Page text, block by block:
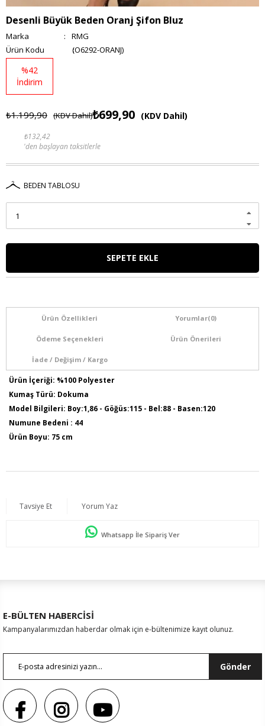
Desenli Büyük Beden Oranj Şifon Bluz
Marka :
RMG
(O6292-ORANJ)
%42
İndirim
₺1.199,90 (KDV Dahil)₺699,90 (KDV Dahil)
₺132,42
'den başlayan taksitlerle
BEDEN TABLOSU
Ürün Özellikleri Yorumlar(0)
Ödeme Seçenekleri Ürün Önerileri
İade / Değişim / Kargo
Ürün İçeriği: %100 Polyester
Kumaş Türü: Dokuma
Model Bilgileri: Boy:1,86 - Göğüs:115 - Bel:88 - Basen:120
Numune Bedeni : 44
Ürün Boyu: 75 cm
Tavsiye Et Yorum Yaz
Whatsapp İle Sipariş Ver
E-BÜLTEN HABERCİSİ
Kampanyalarımızdan haberdar olmak için e-bültenimize kayıt olunuz.
Gönder